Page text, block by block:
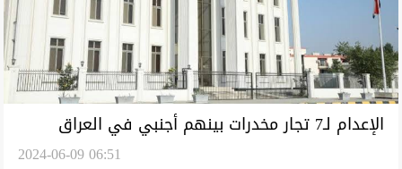
الإعدام لـ7 تجار مخدرات بينهم أجنبي في العراق
2024-06-09 06:51